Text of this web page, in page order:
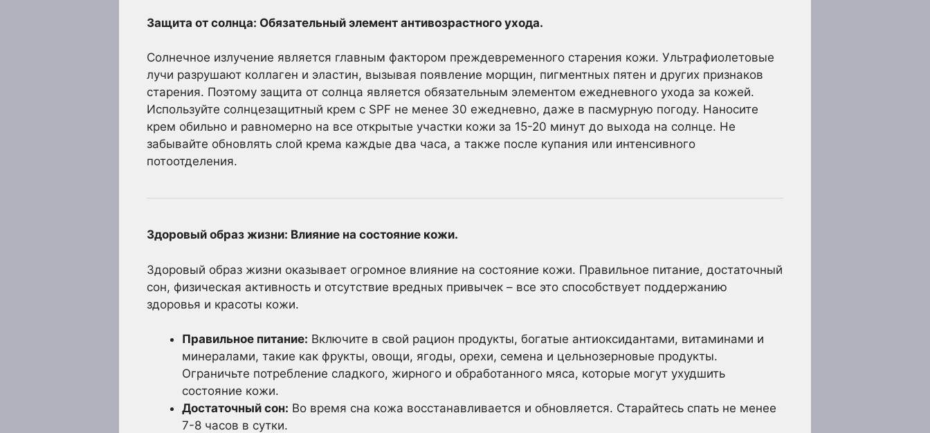
Защита от солнца: Обязательный элемент антивозрастного ухода.
Солнечное излучение является главным фактором преждевременного старения кожи. Ультрафиолетовые
лучи разрушают коллаген и эластин, вызывая появление морщин, пигментных пятен и других признаков
старения. Поэтому защита от солнца является обязательным элементом ежедневного ухода за кожей.
Используйте солнцезащитный крем с SPF не менее 30 ежедневно, даже в пасмурную погоду. Наносите
крем обильно и равномерно на все открытые участки кожи за 15-20 минут до выхода на солнце. Не
забывайте обновлять слой крема каждые два часа, а также после купания или интенсивного
потоотделения.
Здоровый образ жизни: Влияние на состояние кожи.
Здоровый образ жизни оказывает огромное влияние на состояние кожи. Правильное питание, достаточный
сон, физическая активность и отсутствие вредных привычек – все это способствует поддержанию
здоровья и красоты кожи.
Правильное питание: Включите в свой рацион продукты, богатые антиоксидантами, витаминами и
минералами, такие как фрукты, овощи, ягоды, орехи, семена и цельнозерновые продукты.
Ограничьте потребление сладкого, жирного и обработанного мяса, которые могут ухудшить
состояние кожи.
Достаточный сон: Во время сна кожа восстанавливается и обновляется. Старайтесь спать не менее
7-8 часов в сутки.